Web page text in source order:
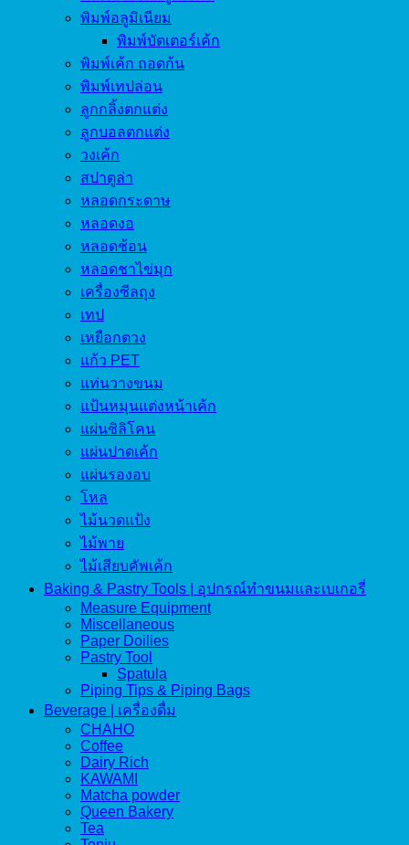
พิมพ์อลูมิเนียม
พิมพ์บัตเตอร์เค้ก
พิมพ์เค้ก ถอดก้น
พิมพ์เทปล่อน
ลูกกลิ้งตกแต่ง
ลูกบอลตกแต่ง
วงเค้ก
สปาตูล่า
หลอดกระดาษ
หลอดงอ
หลอดช้อน
หลอดชาไข่มุก
เครื่องซีลถุง
เทป
เหยือกตวง
แก้ว PET
แท่นวางขนม
แป้นหมุนแต่งหน้าเค้ก
แผ่นซิลิโคน
แผ่นปาดเค้ก
แผ่นรองอบ
โหล
ไม้นวดแป้ง
ไม้พาย
ไม้เสียบคัพเค้ก
Baking & Pastry Tools | อุปกรณ์ทำขนมและเบเกอรี่
Measure Equipment
Miscellaneous
Paper Doilies
Pastry Tool
Spatula
Piping Tips & Piping Bags
Beverage | เครื่องดื่ม
CHAHO
Coffee
Dairy Rich
KAWAMI
Matcha powder
Queen Bakery
Tea